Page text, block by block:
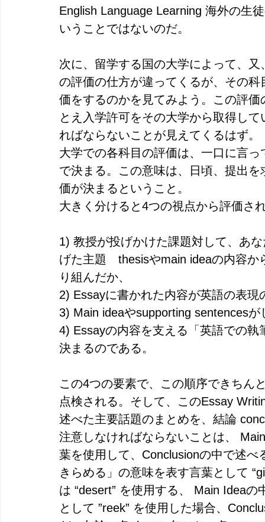
English Language Learning 海外の生
いうことではないのだ。
次に、留学する国の大学によって、
の評価の仕方が違ってくるが、その
価をするのかを見てみよう。この評
とえ入学許可をその大学から取得し
ればならないことが見えてくるはず。
大学での各科目の評価は、一口に言
で決まる。この意味は、日頃、提出
価が決まるということ。
大きく分けると4つの視点から評価さ
1) 教授が投げかけた課題対して、あ
げた主題　thesisやmain ideaの内容
り組んだか、
2) Essayに書かれた内容が英語の表現
3) Main ideaやsupporting sentences
4) Essayの内容を支える「英語での
決まるのである。
この4つの要素で、この順序できちん
点検される。そして、このEssay
述べた主要話題のまとめを、結論
注意しなければならないことは、
葉を使用して、Conclusionの中で述
きらめる」の意味を表す言葉として
は “desert” を使用する、 Main Idea
として ”reek” を使用した場合、